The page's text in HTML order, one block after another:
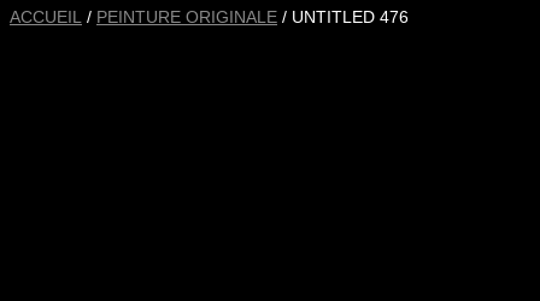
ACCUEIL / PEINTURE ORIGINALE / UNTITLED 476